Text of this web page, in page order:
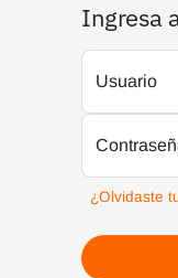
Ingresa
Usuario
¿Olvidaste